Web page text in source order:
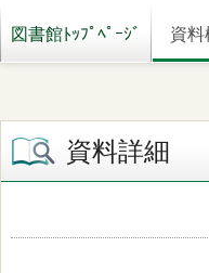
図書館ﾄｯﾌﾟﾍﾟｰｼﾞ 資料
資料詳細